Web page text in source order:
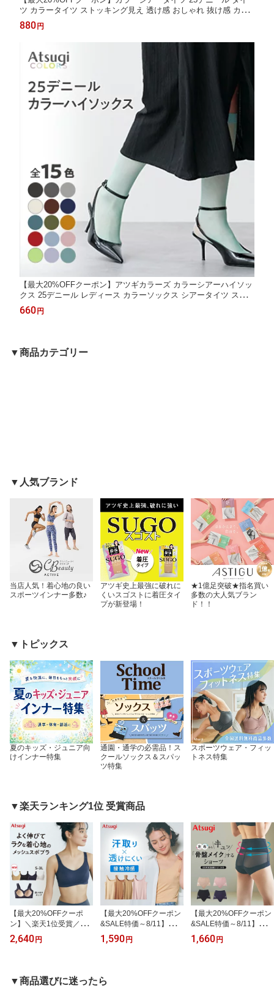
ツ カラータイツ ストッキング見え 透け感 おしゃれ 抜け感 カラ
バリ豊富 静電気防止加工 婦人 女性 レディース 抗菌防臭 薄手 春
夏 アツギカラーズ Atsugi COLORS アツギ FP8025
880円
【最大20%OFFクーポン】アツギカラーズ カラーシアーハイソッ
クス 25デニール レディース カラーソックス シアータイツ スト
ッキング見え タイツ 透け感 薄手 カラータイツ シアーソックス
靴下 くつ下 アツギ FS6025
660円
▼商品カテゴリー
▼人気ブランド
当店人気！着心地の良い
スポーツインナー多数♪
アツギ史上最強に破れに
くいスゴストに着圧タイ
プが新登場！
★1億足突破★指名買い
多数の大人気ブラン
ド！！
▼トピックス
夏のキッズ・ジュニア向
けインナー特集
通園・通学の必需品！ス
クールソックス＆スパッ
ツ特集
スポーツウェア・フィッ
トネス特集
▼楽天ランキング1位 受賞商品
【最大20%OFFクーポ
ン】＼楽天1位受賞／ス
ポーツブラ レディース
メッシュ スポブラ ブラ
さ対策 ノンワイヤー ヨ
ガ ピラティス ジム 部活
2,640円
【最大20%OFFクーポン
&SALE特価～8/11】透け
にくいインナー 汗取りタ
ンクトップ カップなし
対策 汗対策 透け対策 ブ
ラ紐隠し ゆらぎ対策 夏
1,590円
【最大20%OFFクーポン
&SALE特価～8/11】＼楽
天1位受賞／ガードル ガ
ードルショーツ 骨盤ガー
1,660円
▼商品選びに迷ったら